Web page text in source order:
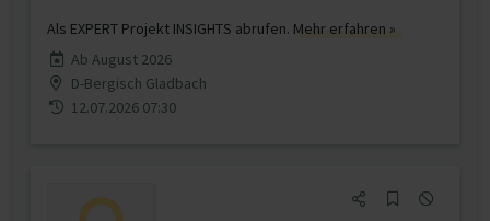
Als EXPERT Projekt INSIGHTS abrufen. Mehr erfahren »
Ab August 2026
D-Bergisch Gladbach
12.07.2026 07:30